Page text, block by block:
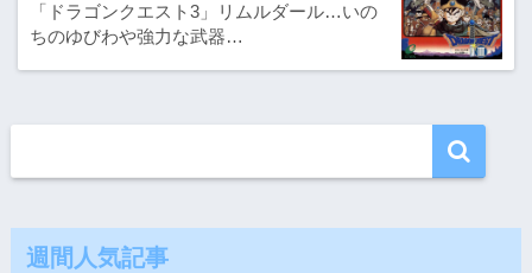
「ドラゴンクエスト3」リムルダール…いの
ちのゆびわや強力な武器…
週間人気記事